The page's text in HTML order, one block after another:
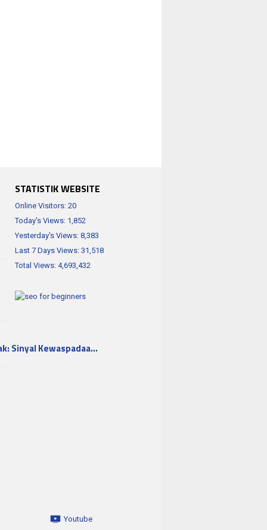
Sinyal Kewaspadaa…
STATISTIK WEBSITE
Online Visitors: 20
Today's Views: 1,852
Yesterday's Views: 8,383
Last 7 Days Views: 31,518
Total Views: 4,693,432
Youtube